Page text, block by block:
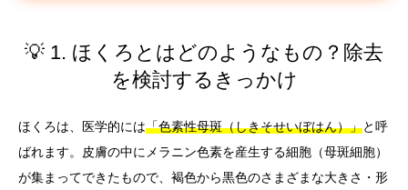
💡 1. ほくろとはどのようなもの？除去
を検討するきっかけ
ほくろは、医学的には「色素性母斑（しきそせいぼはん）」と呼
ばれます。皮膚の中にメラニン色素を産生する細胞（母斑細胞）
が集まってできたもので、褐色から黒色のさまざまな大きさ・形